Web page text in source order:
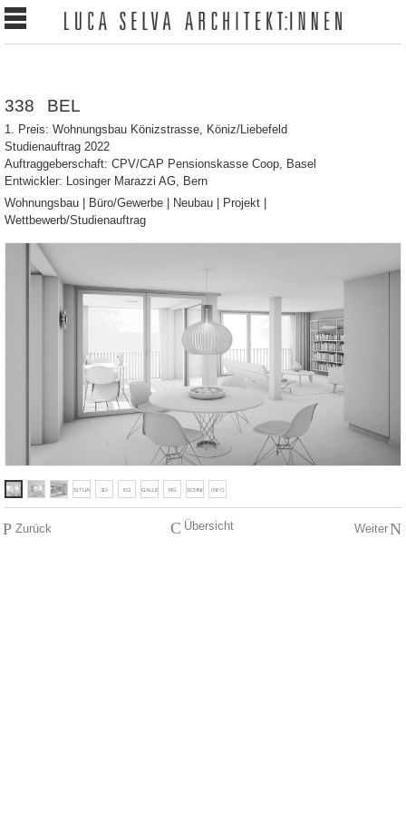
338 BEL
1. Preis: Wohnungsbau Könizstrasse, Köniz/Liebefeld
Studienauftrag 2022
Auftraggeberschaft: CPV/CAP Pensionskasse Coop, Basel
Entwickler: Losinger Marazzi AG, Bern
Wohnungsbau |
Büro/Gewerbe | Neubau |
Projekt |
Wettbewerb/Studienauftrag
SITUATION3D-
ISOMETRIE
EG GALLERIE RG SCHNITT INFO
P Zurück C Übersicht WeiterN